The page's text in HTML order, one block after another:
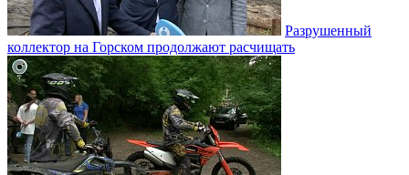
Разрушенный
коллектор на Горском продолжают расчищать